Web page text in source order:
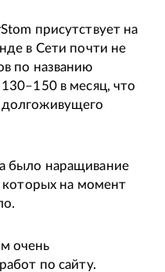
присутствует на
в Сети почти не
по названию
в месяц, что
было наращивание
которых на момент
очень
по сайту.